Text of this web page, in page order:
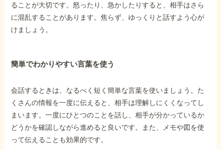
他社と何が違うの？
依頼するメリット
お電話でのお問い合わせ
089-907-3797
受付時間：平日9:00~18:00
ることが大切です。怒ったり、急かしたりすると、相手はさら
に混乱することがあります。焦らず、ゆっくりと話すよう心が
けましょう。
簡単でわかりやすい言葉を使う
会話するときは、なるべく短く簡単な言葉を使いましょう。た
くさんの情報を一度に伝えると、相手は理解しにくくなってし
まいます。一度にひとつのことを話し、相手が分かっているか
どうかを確認しながら進めると良いです。また、メモや図を使
って伝えることも効果的です。